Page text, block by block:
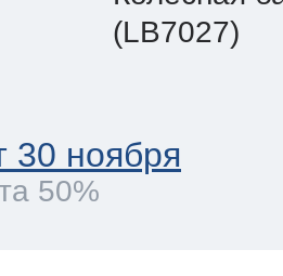
(LB7027)
30 ноября
50%